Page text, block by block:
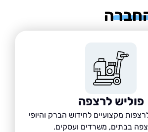
לרצפה
לחידוש הברק והיופי
משרדים ועסקים.